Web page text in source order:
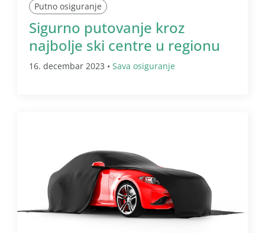
Putno osiguranje
Sigurno putovanje kroz
najbolje ski centre u regionu
16. decembar 2023 • Sava osiguranje